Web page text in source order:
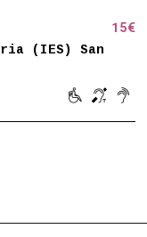
15€
(IES) San
Movilidad

Bucle
